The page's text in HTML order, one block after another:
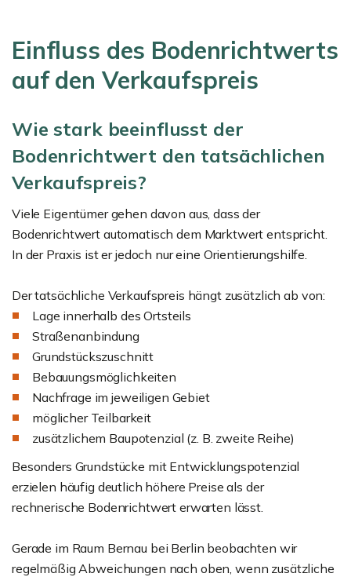
Einfluss des Bodenrichtwerts
auf den Verkaufspreis
Wie stark beeinflusst der
Bodenrichtwert den tatsächlichen
Verkaufspreis?
Viele Eigentümer gehen davon aus, dass der
Bodenrichtwert automatisch dem Marktwert entspricht.
In der Praxis ist er jedoch nur eine Orientierungshilfe.
Der tatsächliche Verkaufspreis hängt zusätzlich ab von:
Lage innerhalb des Ortsteils
Straßenanbindung
Grundstückszuschnitt
Bebauungsmöglichkeiten
Nachfrage im jeweiligen Gebiet
möglicher Teilbarkeit
zusätzlichem Baupotenzial (z. B. zweite Reihe)
Besonders Grundstücke mit Entwicklungspotenzial
erzielen häufig deutlich höhere Preise als der
rechnerische Bodenrichtwert erwarten lässt.
Gerade im Raum Bernau bei Berlin beobachten wir
regelmäßig Abweichungen nach oben, wenn zusätzliche